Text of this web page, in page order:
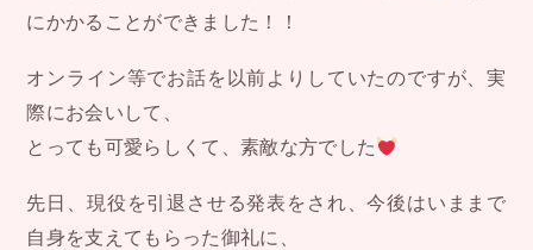
にかかることができました！！
オンライン等でお話を以前よりしていたのですが、実
際にお会いして、
とっても可愛らしくて、素敵な方でした
先日、現役を引退させる発表をされ、今後はいままで
自身を支えてもらった御礼に、